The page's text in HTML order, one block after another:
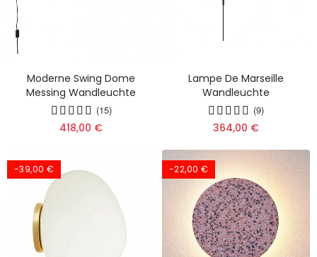
Moderne Swing Dome
Messing Wandleuchte
(15)
418,00 €
Lampe De Marseille
Wandleuchte
(9)
364,00 €
-39,00 € -22,00 €